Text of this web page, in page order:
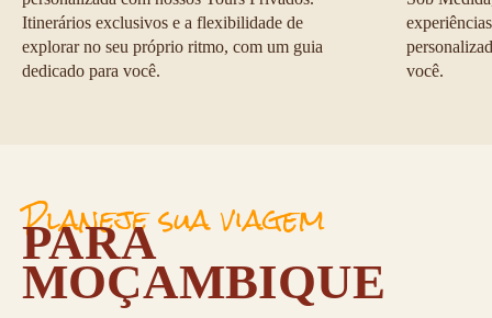
Itinerários exclusivos e a flexibilidade de
explorar no seu próprio ritmo, com um guia
dedicado para você.
você.
Planeje sua viagem
PARA
MOÇAMBIQUE